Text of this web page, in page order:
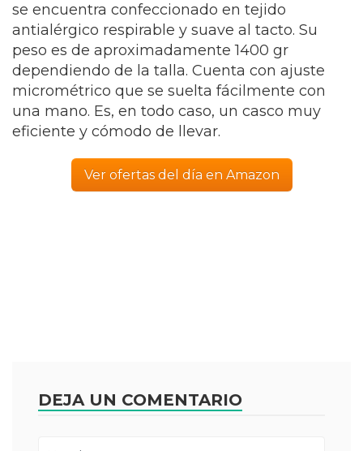
se encuentra confeccionado en tejido
antialérgico respirable y suave al tacto. Su
peso es de aproximadamente 1400 gr
dependiendo de la talla. Cuenta con ajuste
micrométrico que se suelta fácilmente con
una mano. Es, en todo caso, un casco muy
eficiente y cómodo de llevar.
Ver ofertas del día en Amazon
DEJA UN COMENTARIO